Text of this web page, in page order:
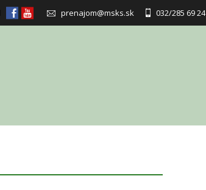
prenajom@msks.sk 032/285 69 24